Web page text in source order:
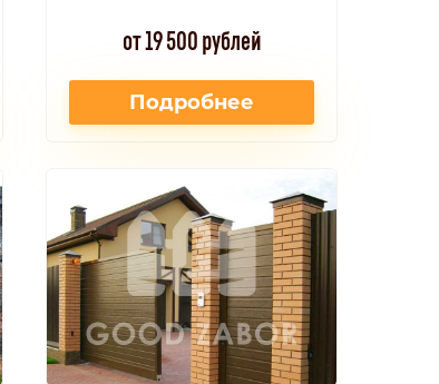
от 19 500 рублей
Подробнее